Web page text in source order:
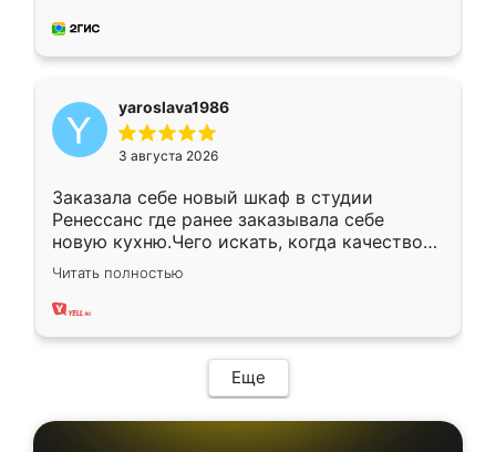
довольны работой. Спасибо Ренессанс
мебель за качественную работу!
yaroslava1986
3 августа 2026
Заказала себе новый шкаф в студии
Ренессанс где ранее заказывала себе
новую кухню.Чего искать, когда качеством
вполне довольна. Служит кухня уже почти
два года, нареканий нет.
Читать полностью
Еще